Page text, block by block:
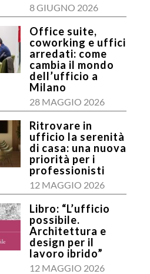
8 GIUGNO 2026
Office suite,
coworking e uffici
arredati: come
cambia il mondo
dell’ufficio a
Milano
28 MAGGIO 2026
Ritrovare in
ufficio la serenità
di casa: una nuova
priorità per i
professionisti
12 MAGGIO 2026
Libro: “L’ufficio
possibile.
Architettura e
design per il
lavoro ibrido”
12 MAGGIO 2026